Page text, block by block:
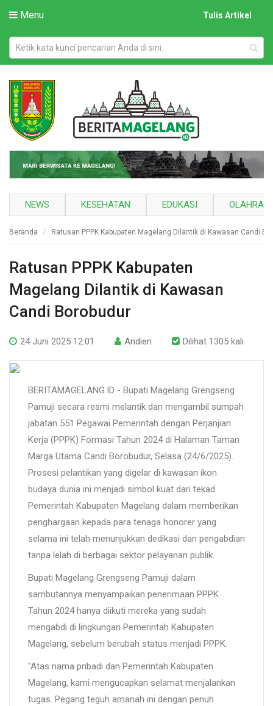
Menu Tulis Artikel
NEWS KESEHATAN EDUKASI
Beranda Ratusan PPPK Kabupaten Magelang Dilantik di Kawasan Candi
Ratusan PPPK Kabupaten
Magelang Dilantik di Kawasan
Candi Borobudur
24 Juni 2025 12:01 Andien Dilihat 1305 kali
BERITAMAGELANG.ID - Bupati Magelang Grengseng
Pamuji secara resmi melantik dan mengambil sumpah
jabatan 551 Pegawai Pemerintah dengan Perjanjian
Kerja (PPPK) Formasi Tahun 2024 di Halaman Taman
Marga Utama Candi Borobudur, Selasa (24/6/2025).
Prosesi pelantikan yang digelar di kawasan ikon
budaya dunia ini menjadi simbol kuat dari tekad
Pemerintah Kabupaten Magelang dalam memberikan
penghargaan kepada para tenaga honorer yang
selama ini telah menunjukkan dedikasi dan pengabdian
tanpa lelah di berbagai sektor pelayanan publik.
Bupati Magelang Grengseng Pamuji dalam
sambutannya menyampaikan penerimaan PPPK
Tahun 2024 hanya diikuti mereka yang sudah
mengabdi di lingkungan Pemerintah Kabupaten
Magelang, sebelum berubah status menjadi PPPK.
"Atas nama pribadi dan Pemerintah Kabupaten
Magelang, kami mengucapkan selamat menjalankan
tugas. Pegang teguh amanah ini dengan penuh